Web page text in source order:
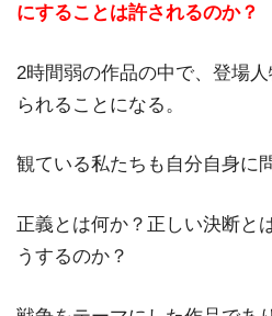
にすることは許されるのか？
2時間弱の作品の中で、登場
られることになる。
観ている私たちも自分自身に
正義とは何か？正しい決断と
うするのか？